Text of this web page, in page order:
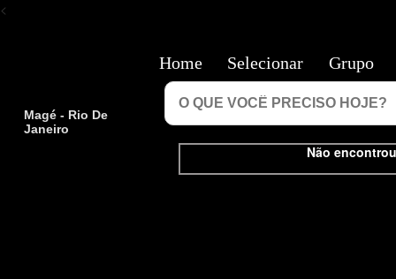
<
Magé - Rio De
Janeiro
Não
Home Selecionar Grupo